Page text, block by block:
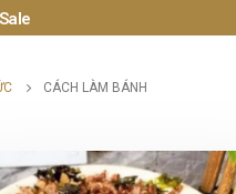
CÁCH LÀM BÁNH